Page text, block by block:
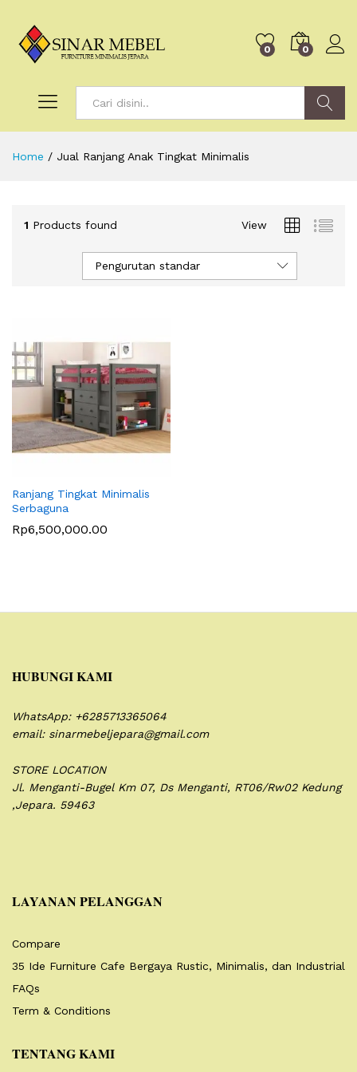
0 0
Search
Home / Jual Ranjang Anak Tingkat Minimalis
1 Products found View
Pengurutan standar
Ranjang Tingkat Minimalis
Serbaguna
Rp6,500,000.00
HUBUNGI KAMI
WhatsApp: +6285713365064
email: sinarmebeljepara@gmail.com
STORE LOCATION
Jl. Menganti-Bugel Km 07, Ds Menganti, RT06/Rw02 Kedung
,Jepara. 59463
LAYANAN PELANGGAN
Compare
35 Ide Furniture Cafe Bergaya Rustic, Minimalis, dan Industrial
FAQs
Term & Conditions
TENTANG KAMI